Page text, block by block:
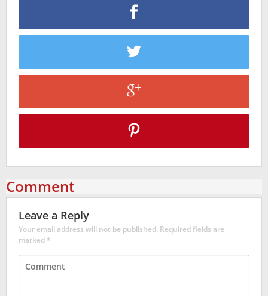
Comment
Leave a Reply
Your email address will not be published. Required fields are
marked*